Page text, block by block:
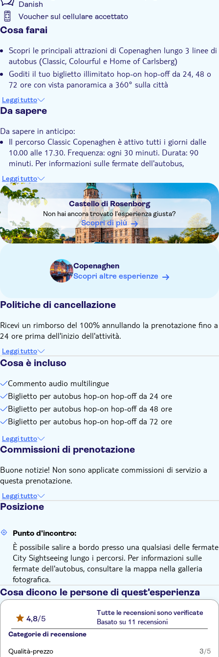
durante l’estate.
Danish
Voucher sul cellulare accettato
Informazioni aggiuntive
Tour con audioguida
Voucher elettronico
Con audioguida
Trasporto incluso
Cosa farai
Scopri le principali attrazioni di Copenaghen lungo 3 linee di
autobus (Classic, Colourful e Home of Carlsberg)
Goditi il tuo biglietto illimitato hop-on hop-off da 24, 48 o
72 ore con vista panoramica a 360° sulla città
Scopri la storia e la cultura di Copenaghen grazie alle
audioguide disponibili in 12 lingue
Leggi tutto
Da sapere
Da sapere in anticipo:
Il percorso Classic Copenaghen è attivo tutti i giorni dalle
10.00 alle 17.30. Frequenza: ogni 30 minuti. Durata: 90
minuti. Per informazioni sulle fermate dell'autobus,
consultare la mappa nella galleria fotografica
Gli autobus sono dotati di sistemi audio che trasmettono
commenti preregistrati in inglese, spagnolo, francese, danese,
tedesco e italiano
Si prega di notare che gli orari di servizio, la frequenza delle
corse e le tappe possono subire variazioni in qualsiasi
momento e senza preavviso
fino a nuovo avviso a causa di lavori di costruzione
Il voucher è valido per 12 mesi dalla data di acquisto
Leggi tutto
DSA1Castello di Rosenborg
Castello di Rosenborg
Non hai ancora trovato l'esperienza giusta?
Scopri di più
Copenaghen
Scopri altre esperienze
Politiche di cancellazione
Ricevi un rimborso del 100% annullando la prenotazione fino a
24 ore prima dell'inizio dell'attività.
Leggi tutto
Cosa è incluso
Commento audio multilingue
Biglietto per autobus hop-on hop-off da 24 ore
Biglietto per autobus hop-on hop-off da 48 ore
Biglietto per autobus hop-on hop-off da 72 ore
Leggi tutto
Commissioni di prenotazione
Buone notizie! Non sono applicate commissioni di servizio a
questa prenotazione.
Leggi tutto
Posizione
Punto d'incontro:
È possibile salire a bordo presso una qualsiasi delle fermate
City Sightseeing lungo i percorsi. Per informazioni sulle
fermate dell'autobus, consultare la mappa nella galleria
fotografica.
Cosa dicono le persone di quest'esperienza
4,8/5
Tutte le recensioni sono verificate
Basato su 11 recensioni
Categorie di recensione
Qualità-prezzo 3/5